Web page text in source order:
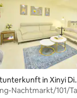
4,94 von
in Xinyi
Nachtmarkt/101/